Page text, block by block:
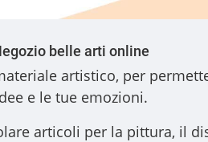
belle arti online
artistico, per
e le tue emozioni.
articoli per la pittura, il